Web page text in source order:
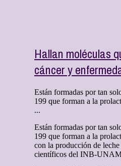
Hallan moléculas
cáncer y
Están formadas por tan
199 que forman a la
...
Están formadas por tan
199 que forman a la
con la producción de
científicos del INB-